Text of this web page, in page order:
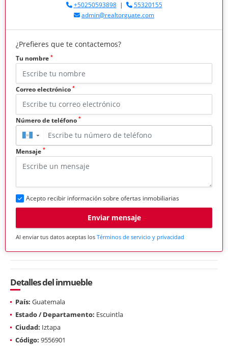
+50250593898|
55320155
admin@realtorguate.com
¿Prefieres que te contactemos?
Tu nombre *
Correo electrónico *
Número de teléfono *
▼
Mensaje *
Acepto recibir información sobre ofertas inmobiliarias
Enviar mensaje
Al enviar tus datos aceptas los Términos de servicio y privacidad
Detalles del inmueble
País: Guatemala
Estado / Departamento: Escuintla
Ciudad: Iztapa
Código: 9556901